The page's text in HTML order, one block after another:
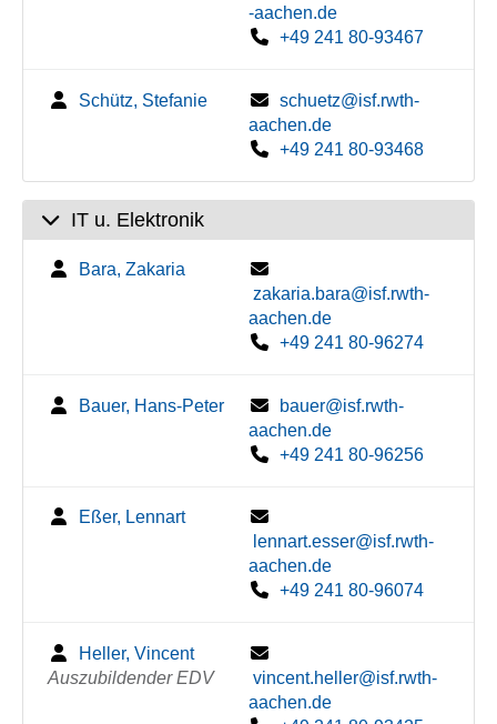
-aachen.de
+49 241 80-93467
Schütz, Stefanie
schuetz@isf.rwth-
aachen.de
+49 241 80-93468
IT u. Elektronik
Bara, Zakaria
zakaria.bara@isf.rwth-
aachen.de
+49 241 80-96274
Bauer, Hans-Peter
bauer@isf.rwth-
aachen.de
+49 241 80-96256
Eßer, Lennart
lennart.esser@isf.rwth-
aachen.de
+49 241 80-96074
Heller, Vincent
Auszubildender EDV
vincent.heller@isf.rwth-
aachen.de